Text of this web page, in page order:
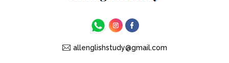
allenglishstudy@gmail.com